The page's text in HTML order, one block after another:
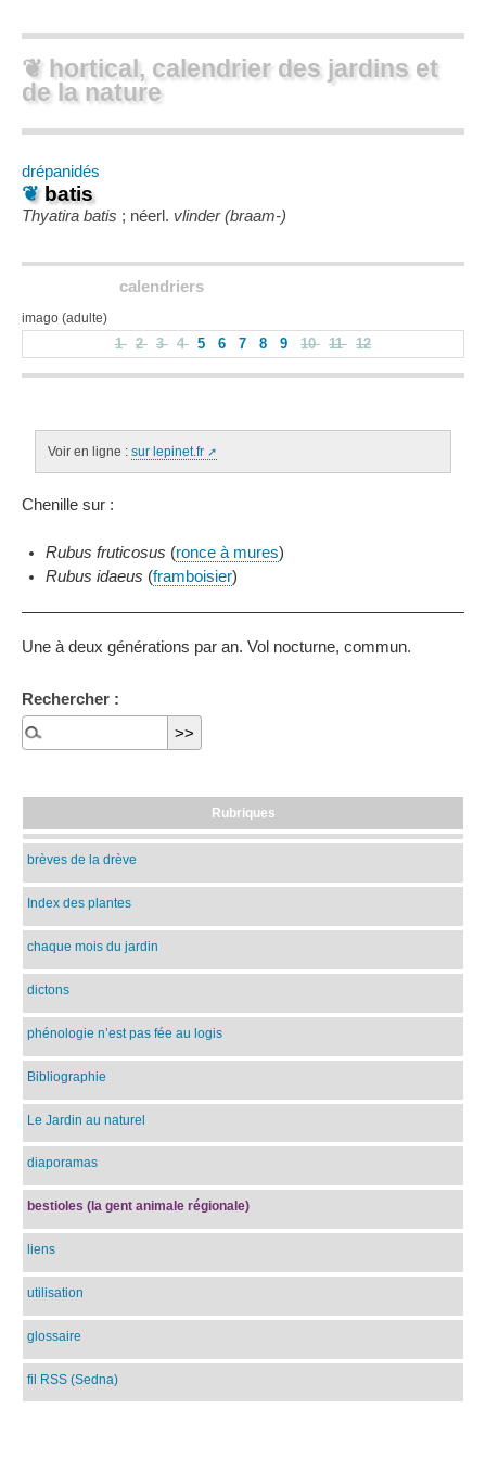
❦ hortical, calendrier des jardins et
de la nature
drépanidés
❦ batis
Thyatira batis ; néerl. vlinder (braam-)
calendriers
imago (adulte)
1 2 3 4 5 6 7 8 9 10 11 12
Voir en ligne : sur lepinet.fr
Chenille sur :
Rubus fruticosus (ronce à mures)
Rubus idaeus (framboisier)
Une à deux générations par an. Vol nocturne, commun.
Rechercher :
Rubriques
brèves de la drève
Index des plantes
chaque mois du jardin
dictons
phénologie n’est pas fée au logis
Bibliographie
Le Jardin au naturel
diaporamas
bestioles (la gent animale régionale)
liens
utilisation
glossaire
fil RSS (Sedna)